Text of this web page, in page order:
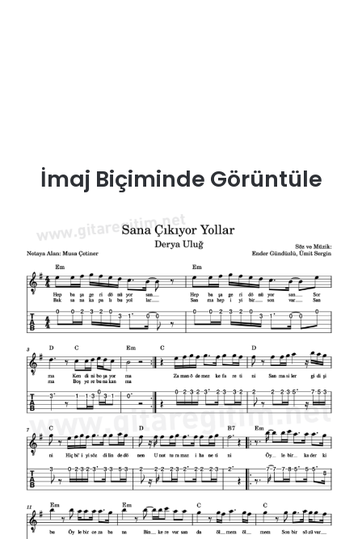
İmaj Biçiminde Görüntüle